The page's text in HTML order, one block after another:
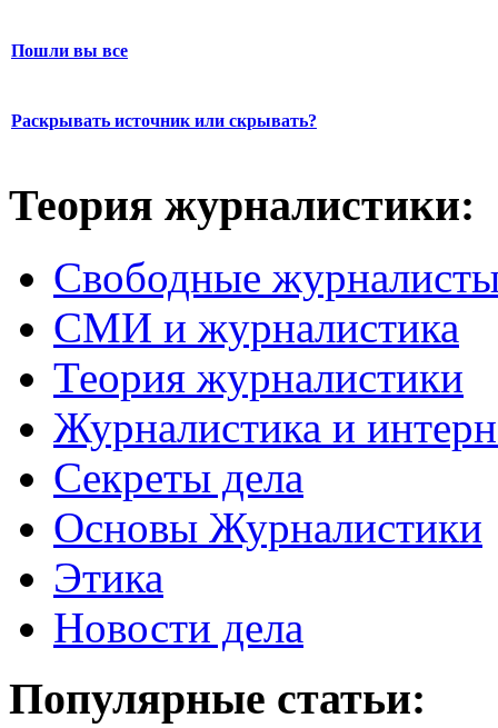
Пошли вы все
Раскрывать источник или скрывать?
Теория журналистики:
Свободные
СМИ и журналистика
Теория журналистики
Журналистика и
Секреты дела
Основы Журналистики
Этика
Новости дела
Популярные статьи: